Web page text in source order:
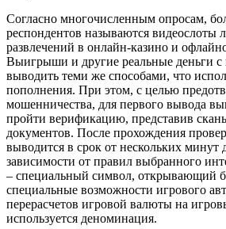
Согласно многочисленным опросам,
респондентов называются
развлечений в онлайн-казино и
Выигрыши и другие реальные деньги с
выводить теми же способами, что
пополнения. При этом, с целью
мошенничества, для первого вывода
пройти верификацию, представив
документов. После прохождения
выводится в срок от нескольких минут
зависимости от правил выбранного
– специальный символ, открывающий
специальные возможности игрового
перерасчетов игровой валюты на
используется деноминация.